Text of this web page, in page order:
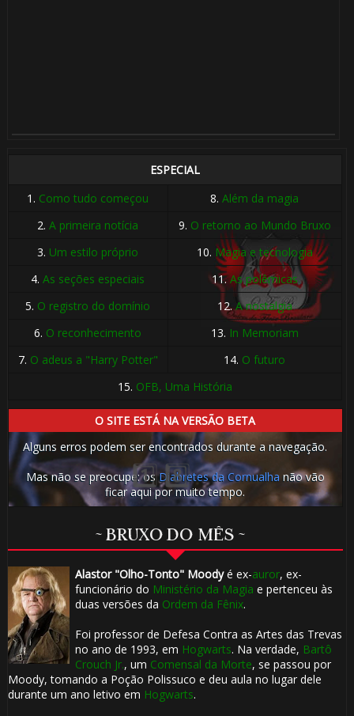
ESPECIAL
1. Como tudo começou 8.Além da magia
2.A primeira notícia 9. O retorno ao Mundo Bruxo
3. Um estilo próprio 10. Magia e tecnologia
4.As seções especiais 11.As polêmicas
5. O registro do domínio 12.A nostalgia
6. O reconhecimento 13. In Memoriam
7. O adeus a "Harry Potter" 14. O futuro
15. OFB, Uma História
O SITE ESTÁ NA VERSÃO BETA
Alguns erros podem ser encontrados durante a navegação.
Mas não se preocupe: osDiabretes da Cornualha não vão
ficar aqui por muito tempo.
~ BRUXO DO MÊS ~
Alastor "Olho-Tonto" Moodyé ex-auror, ex-
funcionário do Ministério da Magia e pertenceu às
duas versões da Ordem da Fênix.
Foi professor de Defesa Contra as Artes das Trevas
no ano de 1993, em Hogwarts. Na verdade, Bartô
Crouch Jr., um Comensal da Morte, se passou por
Moody, tomando a Poção Polissuco e deu aula no lugar dele
durante um ano letivo em Hogwarts.
1️⃣ 8️⃣
🎂
🎈